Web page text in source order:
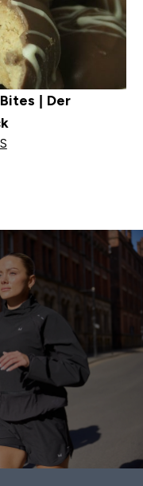
| Der